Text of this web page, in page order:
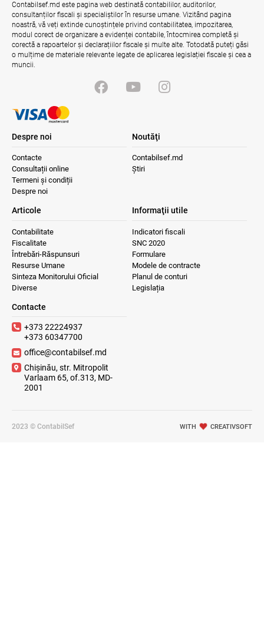
Gala Financiară 2026 – solicitare de
nominalizare a candidaților
03.08.2026 Ministerul Finanțelor
Contabilsef.md este pagina web destinată contabililor, auditorilor,
consultanților fiscali și specialiștilor în resurse umane. Vizitând pagina
noastră, vă veți extinde cunoștințele privind contabilitatea, impozitarea,
modul corect de organizare a evidenței contabile, întocmirea completă și
corectă a rapoartelor și declarațiilor fiscale și multe alte. Totodată puteți găsi
o mulțime de materiale relevante legate de aplicarea legislației fiscale și cea a
muncii.
Despre noi
Contacte
Consultații online
Termeni și condiții
Despre noi
Noutăţi
Contabilsef.md
Știri
Articole
Contabilitate
Fiscalitate
Întrebări-Răspunsuri
Resurse Umane
Sinteza Monitorului Oficial
Diverse
Informaţii utile
Indicatori fiscali
SNC 2020
Formulare
Modele de contracte
Planul de conturi
Legislația
Contacte
+373 22224937
+373 60347700
office@contabilsef.md
Chișinău, str. Mitropolit
Varlaam 65, of.313, MD-
2001
2023 © ContabilSef WITH CREATIVSOFT